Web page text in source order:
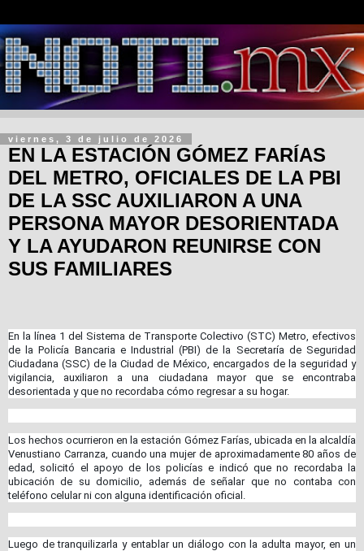
viernes, 3 de julio de 2026
EN LA ESTACIÓN GÓMEZ FARÍAS
DEL METRO, OFICIALES DE LA PBI
DE LA SSC AUXILIARON A UNA
PERSONA MAYOR DESORIENTADA
Y LA AYUDARON REUNIRSE CON
SUS FAMILIARES
En la línea 1 del Sistema de Transporte Colectivo (STC) Metro, efectivos
de la Policía Bancaria e Industrial (PBI) de la Secretaría de Seguridad
Ciudadana (SSC) de la Ciudad de México, encargados de la seguridad y
vigilancia, auxiliaron a una ciudadana mayor que se encontraba
desorientada y que no recordaba cómo regresar a su hogar.
Los hechos ocurrieron en la estación Gómez Farías, ubicada en la alcaldía
Venustiano Carranza, cuando una mujer de aproximadamente 80 años de
edad, solicitó el apoyo de los policías e indicó que no recordaba la
ubicación de su domicilio, además de señalar que no contaba con
teléfono celular ni con alguna identificación oficial.
Luego de tranquilizarla y entablar un diálogo con la adulta mayor, en un